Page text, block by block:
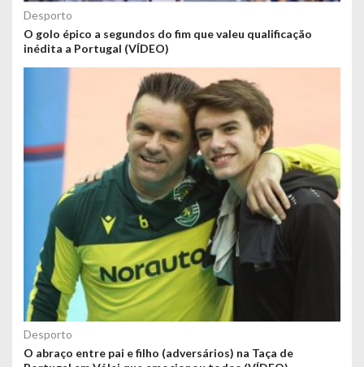
Desporto
O golo épico a segundos do fim que valeu qualificação
inédita a Portugal (VÍDEO)
Desporto
O abraço entre pai e filho (adversários) na Taça de